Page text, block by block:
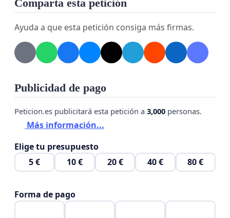
un apoyo económico mínimo para poder ejercer
este derecho.
Así, nadie tendría que renunciar a cuidar por
motivos económicos o por el tipo de trabajo que
Favorece la corresponsabilidad entre ambos
Reduce las desigualdades entre distintos tipos
de empleo
Convierte el permiso parental en un derecho
Porque cuidar no debería depender de tu sueldo ni
Comparta esta petición
Ayuda a que esta petición consiga más firmas.
Publicidad de pago
Peticion.es publicitará esta petición a 3,000 personas.
Más información...
Elige tu presupuesto
5 €
10 € 20 € 40 € 80 €
Forma de pago